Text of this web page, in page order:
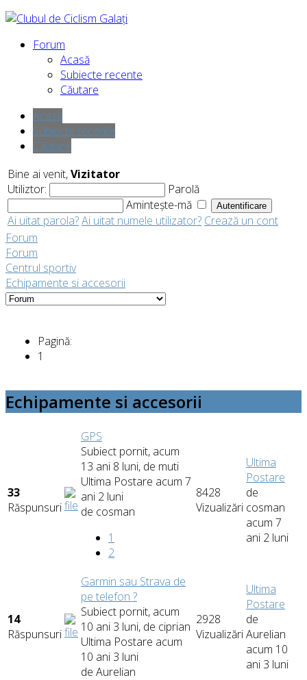
Forum
Acasă
Subiecte recente
Căutare
Acasă
Subiecte recente
Căutare
Bine ai venit,Vizitator
Utiliztor:
Parolă
Amintește-mă
Ai uitat parola?Ai uitat numele utilizator? Crează un cont
Forum
Forum
Centrul sportiv
Echipamente si accesorii
Pagină:
1
Echipamente si accesorii
33
Răspunsuri
GPS
Subiect pornit, acum
13 ani 8 luni, de muti
Ultima Postare acum 7
ani 2 luni
de cosman
1
2
8428
Vizualizări
Ultima
Postare
de
cosman
acum 7
ani 2 luni
14
Răspunsuri
Garmin sau Strava de
pe telefon ?
Subiect pornit, acum
10 ani 3 luni, de ciprian
Ultima Postare acum
10 ani 3 luni
de Aurelian
2928
Vizualizări
Ultima
Postare
de
Aurelian
acum 10
ani 3 luni